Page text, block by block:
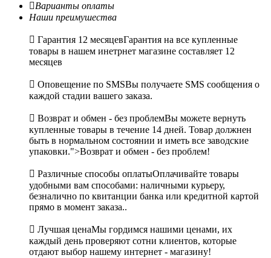
Варианты оплаты
Наши преимушества
 Гарантия 12 месяцевГарантия на все купленные
товары в нашем инетрнет магазине составляет 12
месяцев
 Оповещение по SMSВы получаете SMS сообщения о
каждой стадии вашего заказа.
 Возврат и обмен - без проблемВы можете вернуть
купленные товары в течение 14 дней. Товар должнен
быть в нормальном состоянии и иметь все заводские
упаковки.">Возврат и обмен - без проблем!
 Различные способы оплатыОплачивайте товары
удобными вам способами: наличными курьеру,
безналично по квитанции банка или кредитной картой
прямо в момент заказа..
 Лучшая ценаМы гордимся нашими ценами, их
каждый день проверяют сотни клиентов, которые
отдают выбор нашему интернет - магазину!